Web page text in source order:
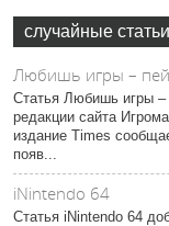
случайные статьи
Любишь игры –
Статья Любишь игры –
редакции сайта
издание Times
появ...
iNintendo 64
Статья iNintendo 64